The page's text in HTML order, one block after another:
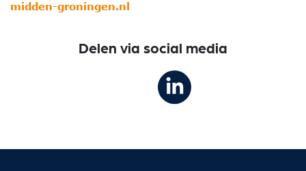
midden-groningen.nl
Delen via social media